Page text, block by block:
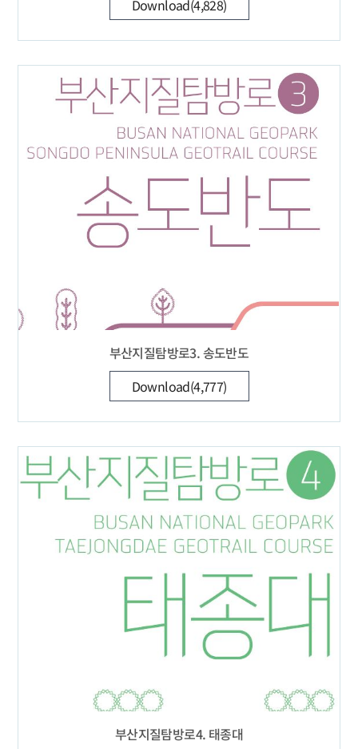
Download(4,828)
부산지질탐방로3. 송도반도
Download(4,777)
부산지질탐방로4. 태종대